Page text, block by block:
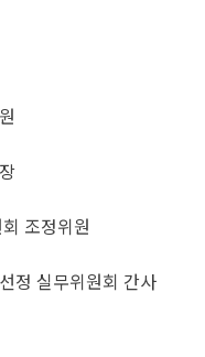
조정위원
정 실무위원회 간사